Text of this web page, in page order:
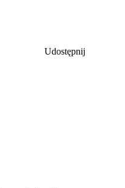
Udostępnij